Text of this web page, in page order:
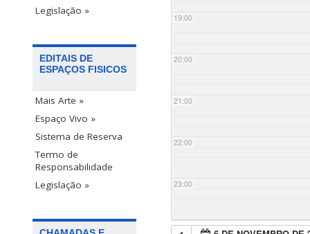
Legislação »
EDITAIS DE
ESPAÇOS FISICOS
Mais Arte »
Espaço Vivo »
Sistema de Reserva
Termo de
Responsabilidade
Legislação »
19:00
20:00
21:00
22:00
23:00